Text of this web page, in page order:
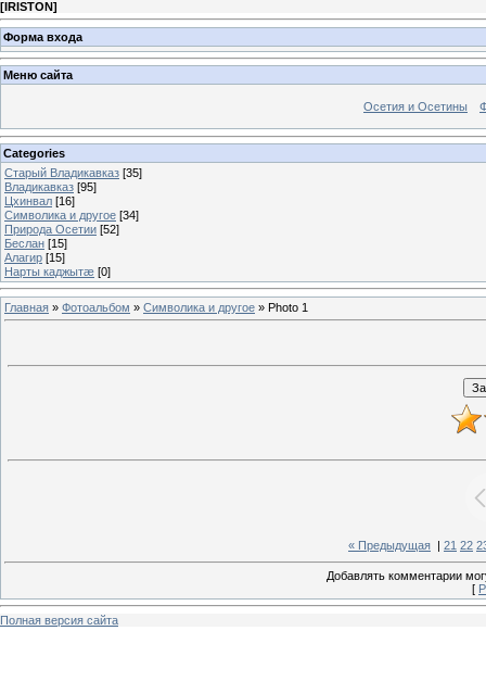
[IRISTON]
Форма входа
Меню сайта
Осетия и Осетины
Categories
Старый Владикавказ [35]
Владикавказ [95]
Цхинвал [16]
Символика и другое [34]
Природа Осетии [52]
Беслан [15]
Алагир [15]
Нарты каджытæ [0]
Главная » Фотоальбом » Символика и другое » Photo 1
« Предыдущая 21 22
Добавлять комментарии
[
Полная версия сайта